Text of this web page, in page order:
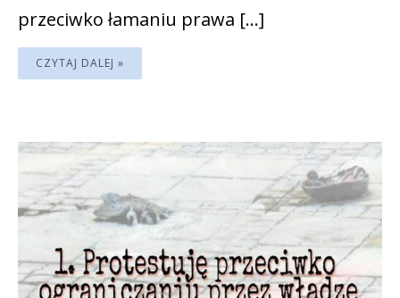
przeciwko łamaniu prawa […]
CZYTAJ DALEJ »